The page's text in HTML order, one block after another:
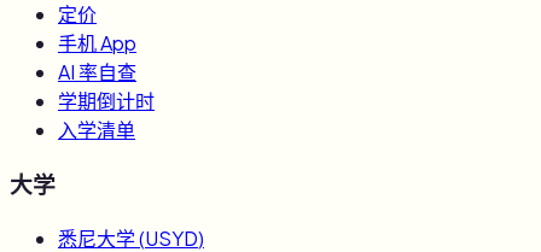
定价
手机 App
AI 率自查
学期倒计时
入学清单
大学
悉尼大学(USYD)